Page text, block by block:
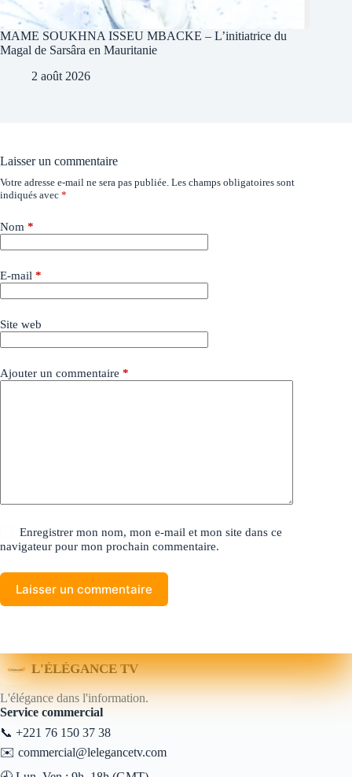
MAME SOUKHNA ISSEU MBACKE – L’initiatrice du
Magal de Sarsâra en Mauritanie
2 août 2026
Laisser un commentaire
Votre adresse e-mail ne sera pas publiée. Les champs obligatoires sont
indiqués avec *
Nom *
E-mail *
Site web
Ajouter un commentaire *
Enregistrer mon nom, mon e-mail et mon site dans ce
navigateur pour mon prochain commentaire.
Laisser un commentaire
L'ÉLÉGANCE TV
L'élégance dans l'information.
Service commercial
📞 +221 76 150 37 38
✉️ commercial@lelegancetv.com